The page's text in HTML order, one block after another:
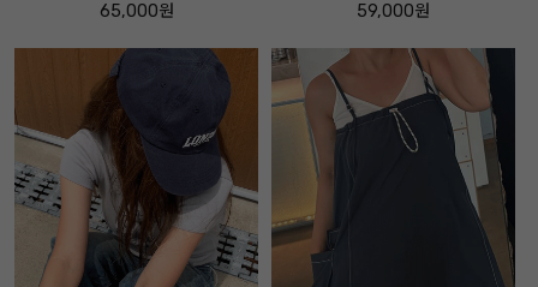
65,000원
59,000원